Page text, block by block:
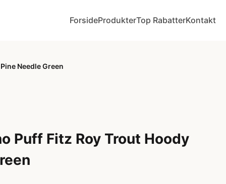
ForsideProdukterTop RabatterKontakt
Needle Green
Puff Fitz Roy Trout Hoody